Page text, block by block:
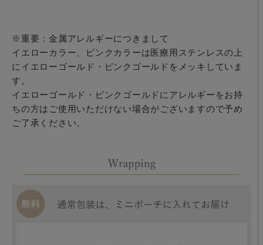
※重要：金属アレルギーにつきまして
イエローカラー、ピンクカラーは医療用ステンレスの上
にイエローゴールド・ピンクゴールドをメッキしていま
す。
イエローゴールド・ピンクゴールドにアレルギーをお持
ちの方はご使用いただけない場合がございますので予め
ご了承ください。